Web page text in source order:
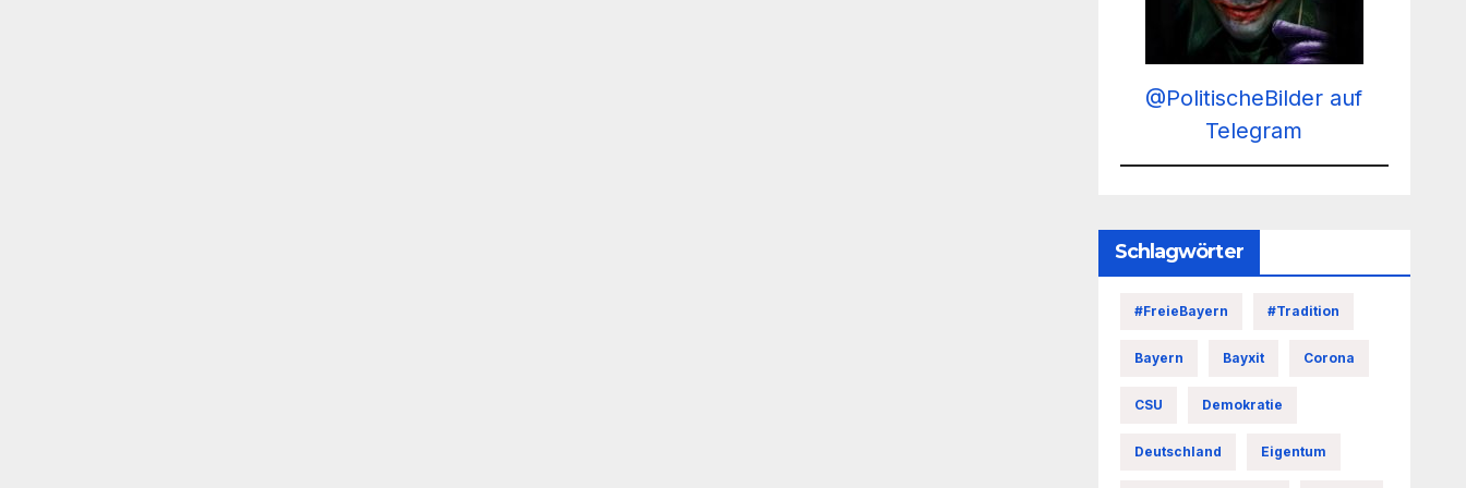
@PolitischeBilder auf
Telegram
Schlagwörter
#FreieBayern #Tradition
Bayern Bayxit Corona
CSU Demokratie
Deutschland Eigentum